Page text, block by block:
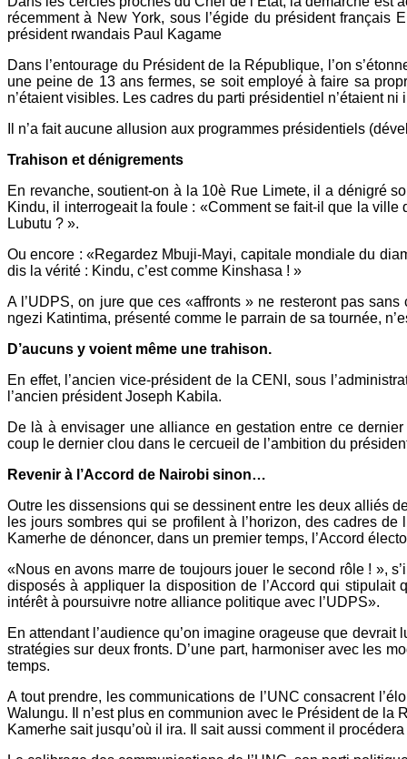
récemment à New York, sous l’égide du président
président rwandais Paul Kagame
Dans l’entourage du Président de la République, l’on
une peine de 13 ans fermes, se soit employé à faire sa
n’étaient visibles. Les cadres du parti présidentiel n’étaient
Il n’a fait aucune allusion aux programmes présidentiels
Trahison et dénigrements
En revanche, soutient-on à la 10è Rue Limete, il a dénigré
Kindu, il interrogeait la foule : «Comment se fait-il que la
Lubutu ? ».
Ou encore : «Regardez Mbuji-Mayi, capitale mondiale du
dis la vérité : Kindu, c’est comme Kinshasa ! »
A l’UDPS, on jure que ces «affronts » ne resteront pas
ngezi Katintima, présenté comme le parrain de sa tournée,
D’aucuns y voient même une trahison.
En effet, l’ancien vice-président de la CENI, sous
l’ancien président Joseph Kabila.
De là à envisager une alliance en gestation entre ce
coup le dernier clou dans le cercueil de l’ambition du
Revenir à l’Accord de Nairobi sinon…
Outre les dissensions qui se dessinent entre les deux alliés
les jours sombres qui se profilent à l’horizon, des cadres
Kamerhe de dénoncer, dans un premier temps, l’Accord
«Nous en avons marre de toujours jouer le second rôle ! »,
disposés à appliquer la disposition de l’Accord qui stipulait
intérêt à poursuivre notre alliance politique avec l’UDPS».
En attendant l’audience qu’on imagine orageuse que
stratégies sur deux fronts. D’une part, harmoniser avec les
temps.
A tout prendre, les communications de l’UNC consacrent
Walungu. Il n’est plus en communion avec le Président de la
Kamerhe sait jusqu’où il ira. Il sait aussi comment il